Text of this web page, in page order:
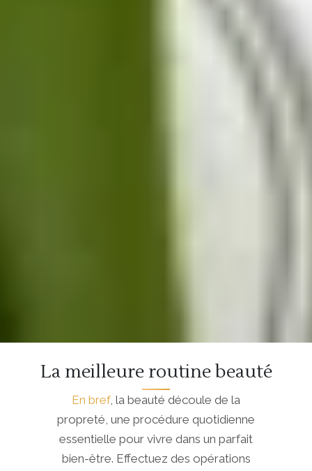
La meilleure routine beauté
En bref, la beauté découle de la
propreté, une procédure quotidienne
essentielle pour vivre dans un parfait
bien-être. Effectuez des opérations